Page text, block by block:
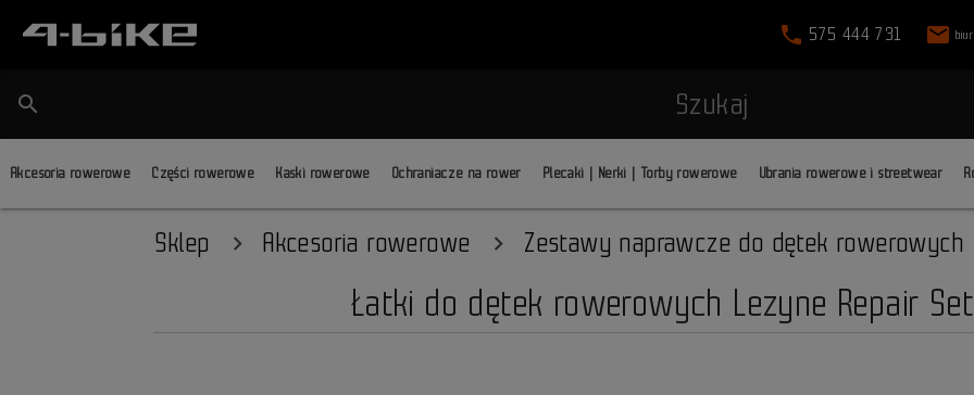
phone 575 444 731 mail
search Szukaj
Akcesoria rowerowe Części rowerowe Kaski rowerowe Ochraniacze na rower Plecaki | Nerki | Torby rowerowe Ubrania rowerowe i streetwear
Sklep Akcesoria rowerowe Zestawy naprawcze do dętek rowerowych
Łatki do dętek rowerowych Lezyne Repair